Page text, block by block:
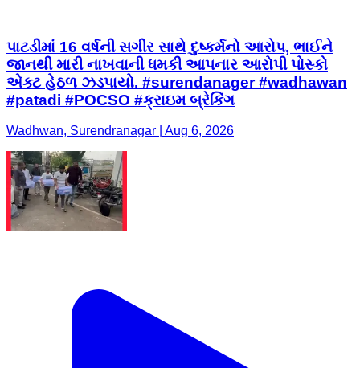
પાટડીમાં 16 વર્ષની સગીર સાથે દુષ્કર્મનો આરોપ, ભાઈને
જાનથી મારી નાખવાની ધમકી આપનાર આરોપી પોસ્કો
એક્ટ હેઠળ ઝડપાયો. #surendanager #wadhawan
#patadi #POCSO #ક્રાઇમ બ્રેકિંગ
Wadhwan, Surendranagar | Aug 6, 2026